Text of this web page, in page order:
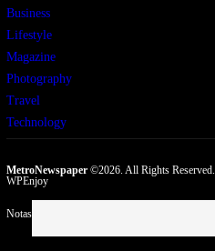
Business
Lifestyle
Magazine
Photography
Travel
Technology
MetroNewspaper©2026. All Rights Reserved.
WPEnjoy
Notas